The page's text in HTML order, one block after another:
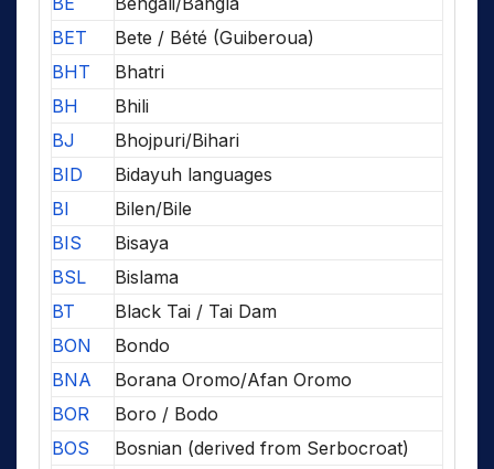
BET
Bete / Bété (Guiberoua)
BHT
Bhatri
BH
Bhili
BJ
Bhojpuri/Bihari
BID
Bidayuh languages
BI
Bilen/Bile
BIS
Bisaya
BSL
Bislama
BT
Black Tai / Tai Dam
BON
Bondo
BNA
Borana Oromo/Afan Oromo
BOR
Boro / Bodo
BOS
Bosnian (derived from Serbocroat)